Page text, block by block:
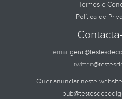
Termos e
Política de
email:
twitter:
Quer anunciar neste